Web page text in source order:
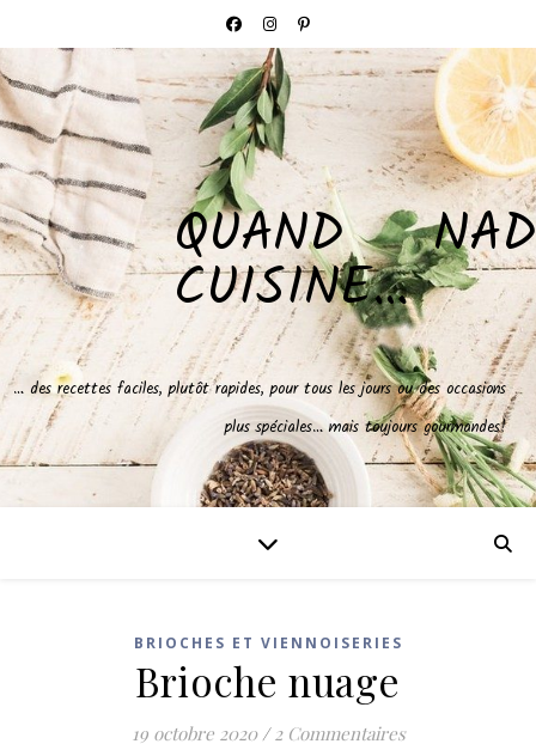
QUAND NAD
CUISINE…
… des recettes faciles, plutôt rapides, pour tous les jours ou des occasions
plus spéciales… mais toujours gourmandes!
BRIOCHES ET VIENNOISERIES
Brioche nuage
19 octobre 2020 / 2 Commentaires